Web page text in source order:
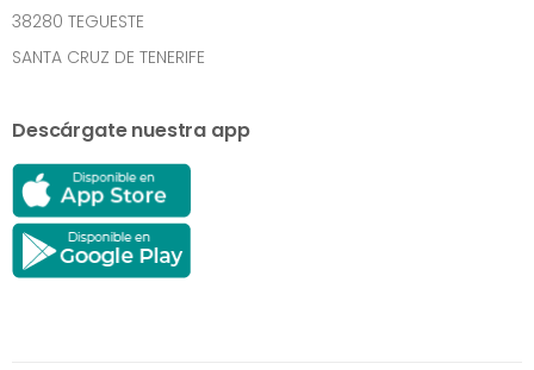
38280 TEGUESTE
SANTA CRUZ DE TENERIFE
Descárgate nuestra app